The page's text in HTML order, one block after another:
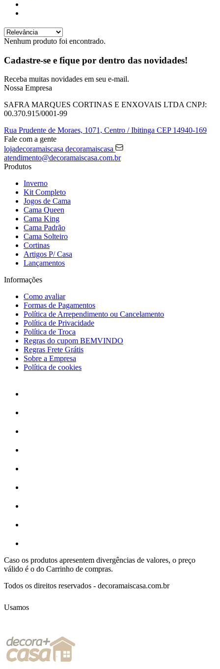
Nenhum produto foi encontrado.
Cadastre-se e fique por dentro das novidades!
Receba muitas novidades em seu e-mail.
Nossa Empresa
SAFRA MARQUES CORTINAS E ENXOVAIS LTDA CNPJ:
00.370.915/0001-99
Rua Prudente de Moraes, 1071, Centro / Ibitinga CEP 14940-169
Fale com a gente
lojadecoramaiscasa decoramaiscasa
atendimento@decoramaiscasa.com.br
Produtos
Inverno
Kit Completo
Jogos de Cama
Cama Queen
Cama King
Cama Padrão
Cama Solteiro
Cortinas
Artigos P/ Casa
Lançamentos
Informações
Como avaliar
Formas de Pagamentos
Política de Arrependimento ou Cancelamento
Política de Privacidade
Política de Troca
Regras do cupom BEMVINDO
Regras Frete Grátis
Sobre a Empresa
Política de cookies
Caso os produtos apresentem divergências de valores, o preço
válido é o do Carrinho de compras.
Todos os direitos reservados - decoramaiscasa.com.br
Usamos